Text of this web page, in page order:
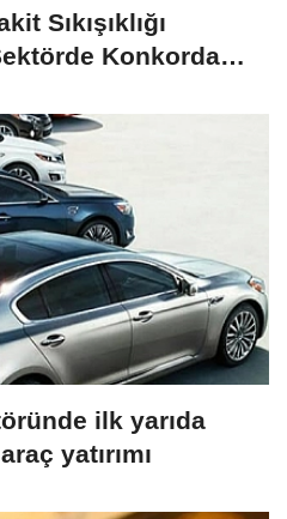
Sıkışıklığı
Konkordato
ilk yarıda
yatırımı